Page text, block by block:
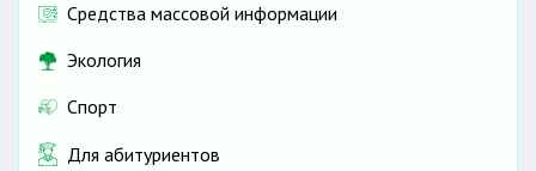
Средства массовой информации
Экология
Спорт
Для абитуриентов